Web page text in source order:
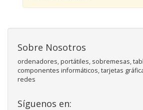
Sobre Nosotros
ordenadores, portátiles, sobremesas,
componentes informáticos, tarjetas
redes
Síguenos en: